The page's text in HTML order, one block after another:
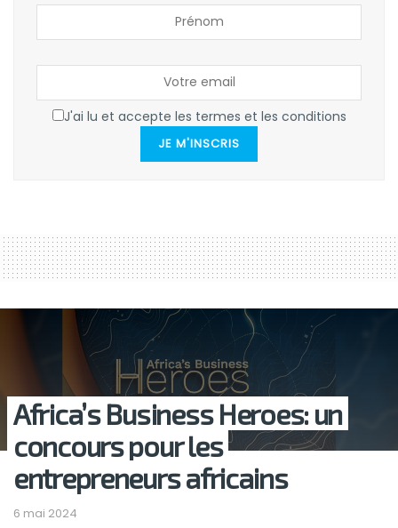
J'ai lu et accepte les termes et les conditions
JE M'INSCRIS
Africa’s Business Heroes: un
concours pour les
entrepreneurs africains
6 mai 2024